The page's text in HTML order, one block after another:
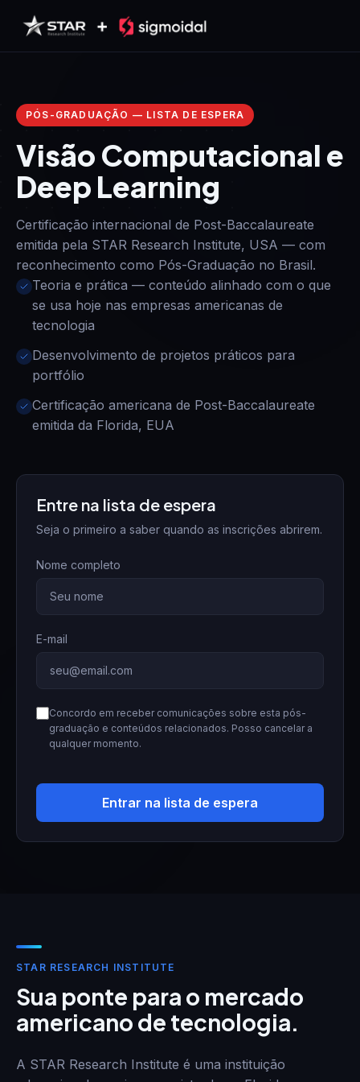
PÓS-GRADUAÇÃO — LISTA DE ESPERA
Visão Computacional e
Deep Learning
Certificação internacional de Post-Baccalaureate
emitida pela STAR Research Institute, USA — com
reconhecimento como Pós-Graduação no Brasil.
Teoria e prática — conteúdo alinhado com o que
se usa hoje nas empresas americanas de
tecnologia
Desenvolvimento de projetos práticos para
portfólio
Certificação americana de Post-Baccalaureate
emitida da Florida, EUA
Entre na lista de espera
Seja o primeiro a saber quando as inscrições abrirem.
Nome completo
E-mail
Concordo em receber comunicações sobre esta pós-
graduação e conteúdos relacionados. Posso cancelar a
qualquer momento.
Entrar na lista de espera
STAR RESEARCH INSTITUTE
Sua ponte para o mercado
americano de tecnologia.
A STAR Research Institute é uma instituição